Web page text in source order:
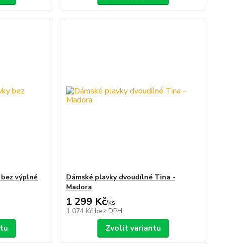
výplně
Dámské plavky dvoudílné Tina -
Madora
1 299 Kč/ks
1 074 Kč bez DPH
Zvolit variantu